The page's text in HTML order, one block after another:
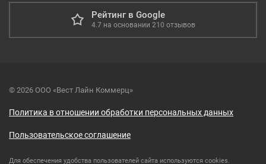
Рейтинг в Google
4.7 на основании 210 отзывов
© 2026 ООО «Вест Лайн Коммерц»
Политика в отношении обработки персональных данных
Пользовательское соглашение
Для обеспечения удобства пользователей сайта используются cookies.